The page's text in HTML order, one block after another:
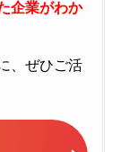
企業がわか
、ぜひご活